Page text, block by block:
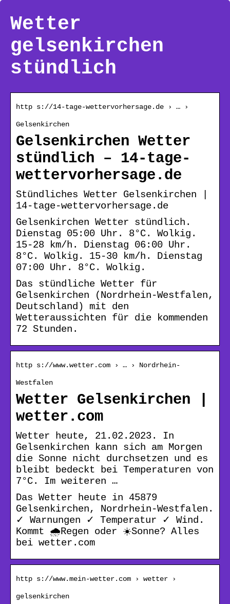
Wetter
gelsenkirchen
stündlich
http s://14-tage-wettervorhersage.de › … ›
Gelsenkirchen
Gelsenkirchen Wetter
stündlich – 14-tage-
wettervorhersage.de
Stündliches Wetter Gelsenkirchen |
14-tage-wettervorhersage.de
Gelsenkirchen Wetter stündlich.
Dienstag 05:00 Uhr. 8°C. Wolkig.
15-28 km/h. Dienstag 06:00 Uhr.
8°C. Wolkig. 15-30 km/h. Dienstag
07:00 Uhr. 8°C. Wolkig.
Das stündliche Wetter für
Gelsenkirchen (Nordrhein-Westfalen,
Deutschland) mit den
Wetteraussichten für die kommenden
72 Stunden.
http s://www.wetter.com › … › Nordrhein-
Westfalen
Wetter Gelsenkirchen |
wetter.com
Wetter heute, 21.02.2023. In
Gelsenkirchen kann sich am Morgen
die Sonne nicht durchsetzen und es
bleibt bedeckt bei Temperaturen von
7°C. Im weiteren …
Das Wetter heute in 45879
Gelsenkirchen, Nordrhein-Westfalen.
✓ Warnungen ✓ Temperatur ✓ Wind.
Kommt 🌧️Regen oder ☀️Sonne? Alles
bei wetter.com
http s://www.mein-wetter.com › wetter ›
gelsenkirchen